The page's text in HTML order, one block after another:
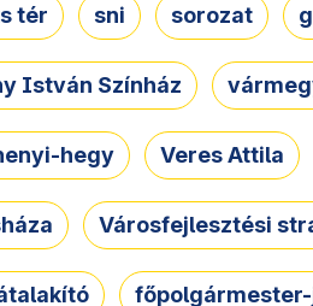
tér sni sorozat
István Színház
hegy Veres Attila
Városfejlesztési